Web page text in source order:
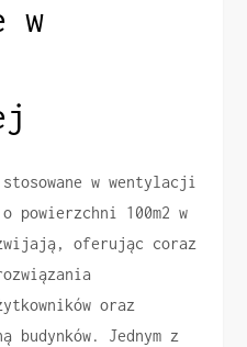
w
stosowane w wentylacji
powierzchni 100m2 w
oferując coraz
oraz
budynków. Jednym z